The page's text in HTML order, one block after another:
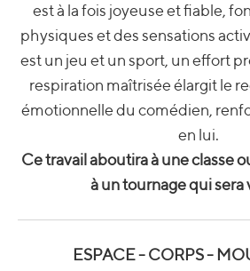
est à la fois joyeuse et fiable,
physiques et des sensations
est un jeu et un sport, un effort
respiration maîtrisée élargit le
émotionnelle du comédien,
en lui.
Ce travail aboutira à une classe
à un tournage qui sera
ESPACE - CORPS -